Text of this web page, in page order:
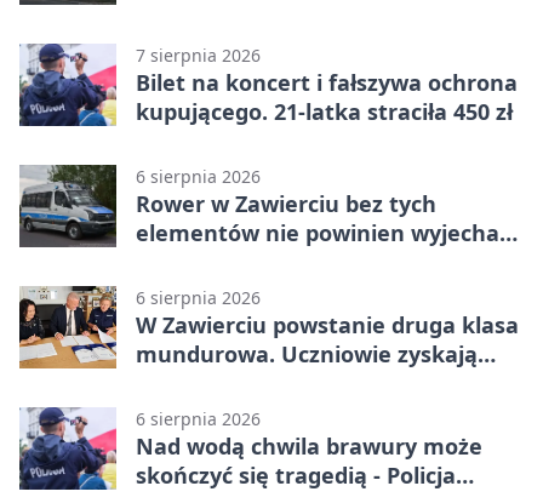
7 sierpnia 2026
Bilet na koncert i fałszywa ochrona
kupującego. 21-latka straciła 450 zł
6 sierpnia 2026
Rower w Zawierciu bez tych
elementów nie powinien wyjechać
6 sierpnia 2026
W Zawierciu powstanie druga klasa
mundurowa. Uczniowie zyskają
6 sierpnia 2026
Nad wodą chwila brawury może
skończyć się tragedią - Policja